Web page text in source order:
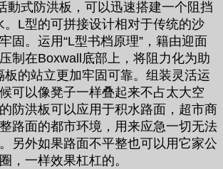
動式防洪板，可以迅速搭建一个阻挡
。L型的可拼接设计相对于传统的沙
固。运用“L型书档原理”，籍由迎面
制在Boxwall底部上，将阻力化为助
板的站立更加牢固可靠。组装灵活运
可以像凳子一样叠起来不占太大空
防洪板可以应用于积水路面，超市商
路面的都市环境，用来应急一切无法
另外如果路面不平整也可以用它家公
，一样效果杠杠的。